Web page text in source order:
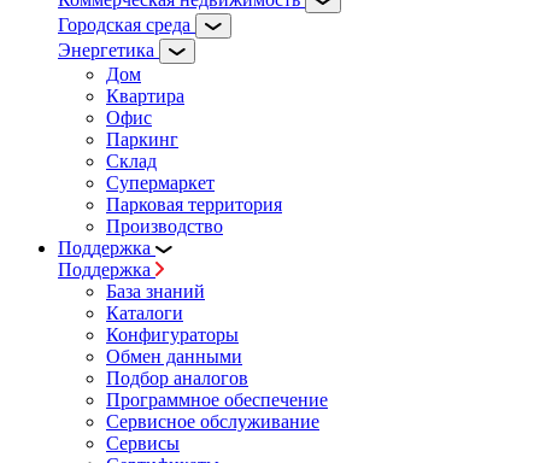
Городская среда
Энергетика
Дом
Квартира
Офис
Паркинг
Склад
Супермаркет
Парковая территория
Производство
Поддержка
Поддержка
База знаний
Каталоги
Конфигураторы
Обмен данными
Подбор аналогов
Программное обеспечение
Сервисное обслуживание
Сервисы